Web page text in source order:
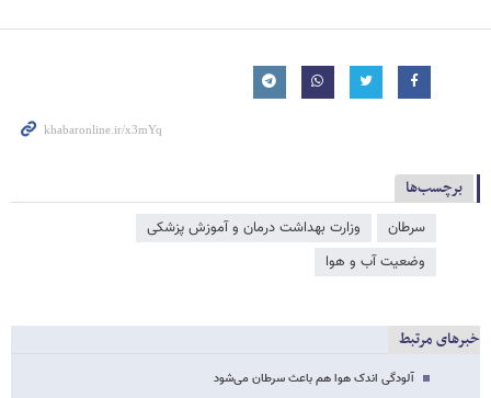
برچسب‌ها
سرطان
وزارت بهداشت درمان و آموزش پزشکی
وضعیت آب و هوا
خبرهای مرتبط
آلودگی اندک هوا هم باعث سرطان می‌شود